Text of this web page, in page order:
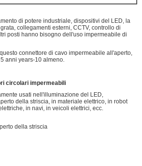
di potere industriale, dispositivi del LED, la
collegamenti esterni, CCTV, controllo di
posti hanno bisogno dell'uso impermeabile di
connettore di cavo impermeabile all'aperto,
anni years-10 almeno.
circolari impermeabili
usati nell'illuminazione del LED,
della striscia, in materiale elettrico, in robot
in navi, in veicoli elettrici, ecc.
della striscia